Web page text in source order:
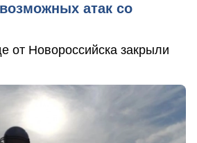
атак со
от Новороссийска закрыли